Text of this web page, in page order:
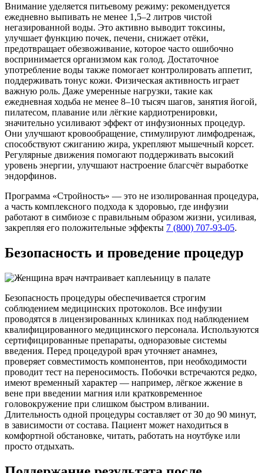
Внимание уделяется питьевому режиму: рекомендуется
ежедневно выпивать не менее 1,5–2 литров чистой
негазированной воды. Это активно выводит токсины,
улучшает функцию почек, печени, снижает отёки,
предотвращает обезвоживание, которое часто ошибочно
воспринимается организмом как голод. Достаточное
употребление воды также помогает контролировать аппетит,
поддерживать тонус кожи. Физическая активность играет
важную роль. Даже умеренные нагрузки, такие как
ежедневная ходьба не менее 8–10 тысяч шагов, занятия йогой,
пилатесом, плавание или лёгкие кардиотренировки,
значительно усиливают эффект от инфузионных процедур.
Они улучшают кровообращение, стимулируют лимфодренаж,
способствуют сжиганию жира, укрепляют мышечный корсет.
Регулярные движения помогают поддерживать высокий
уровень энергии, улучшают настроение благсчёт выработке
эндорфинов.
Программа «Стройность» — это не изолированная процедура,
а часть комплексного подхода к здоровью, где инфузии
работают в симбиозе с правильным образом жизни, усиливая,
закрепляя его положительные эффекты 7 (800) 707-93-05.
Безопасность и проведение процедур
Безопасность процедуры обеспечивается строгим
соблюдением медицинских протоколов. Все инфузии
проводятся в лицензированных клиниках под наблюдением
квалифицированного медицинского персонала. Используются
сертифицированные препараты, одноразовые системы
введения. Перед процедурой врач уточняет анамнез,
проверяет совместимость компонентов, при необходимости
проводит тест на переносимость. Побочки встречаются редко,
имеют временный характер — например, лёгкое жжение в
вене при введении магния или кратковременное
головокружение при слишком быстром вливании.
Длительность одной процедуры составляет от 30 до 90 минут,
в зависимости от состава. Пациент может находиться в
комфортной обстановке, читать, работать на ноутбуке или
просто отдыхать.